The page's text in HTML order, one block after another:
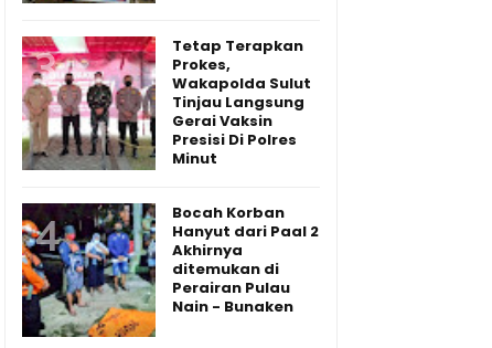
Tetap Terapkan
Prokes,
Wakapolda Sulut
Tinjau Langsung
Gerai Vaksin
Presisi Di Polres
Minut
Bocah Korban
Hanyut dari Paal 2
Akhirnya
ditemukan di
Perairan Pulau
Nain - Bunaken